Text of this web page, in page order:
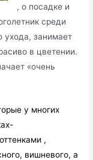
, о посадке и
среди
ухода, занимает
в цветении.
«очень
у многих
,
вишневого, а